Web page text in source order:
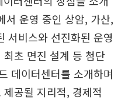
서 운영 중인 상암, 가산,
서비스와 선진화된 운영
초 면진 설계 등 첨단
데이터센터를 소개하며
공될 지리적, 경제적